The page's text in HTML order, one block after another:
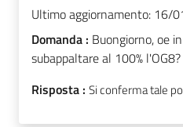
Ultimo aggiornamento: 16/
Domanda : Buongiorno, oe
subappaltare al 100% l'OG8?
Risposta : Si conferma tale